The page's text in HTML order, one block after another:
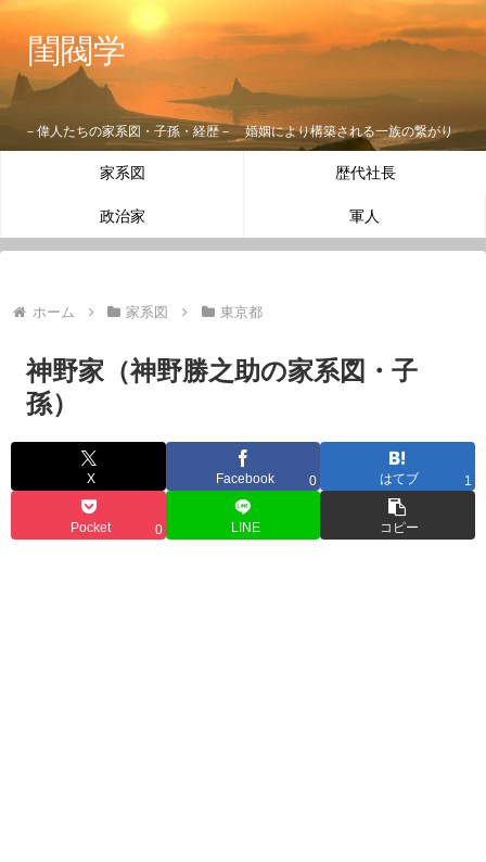
閨閥学
－偉人たちの家系図・子孫・経歴－ 婚姻により構築される一族の繋がり
家系図 歴代社長
政治家 軍人
ホーム 家系図 東京都
神野家（神野勝之助の家系図・子
孫）
X Facebook 0 はてブ 1
Pocket 0 LINE コピー